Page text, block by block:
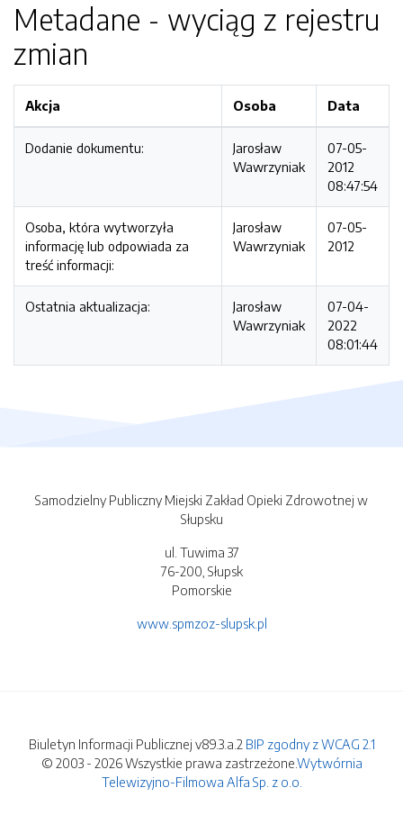
Metadane - wyciąg z rejestru
zmian
Akcja Osoba Data
Dodanie dokumentu:
Jarosław
Wawrzyniak
07-05-
2012
08:47:54
Osoba, która wytworzyła
informację lub odpowiada za
treść informacji:
Jarosław
Wawrzyniak
07-05-
2012
Ostatnia aktualizacja:
Jarosław
Wawrzyniak
07-04-
2022
08:01:44
Samodzielny Publiczny Miejski Zakład Opieki Zdrowotnej w
Słupsku
ul. Tuwima 37
76-200, Słupsk
Pomorskie
www.spmzoz-slupsk.pl
Biuletyn Informacji Publicznej v89.3.a.2 BIP zgodny z WCAG 2.1
© 2003 - 2026 Wszystkie prawa zastrzeżone.Wytwórnia
Telewizyjno-Filmowa Alfa Sp. z o.o.